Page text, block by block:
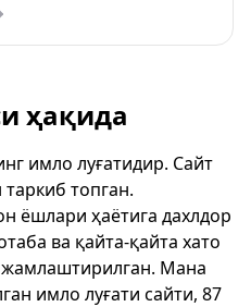
ҳақида
имло луғатидир. Сайт
таркиб топган.
ёшлари ҳаётига дахлдор
ва қайта-қайта хато
жамлаштирилган. Мана
имло луғати сайти, 87